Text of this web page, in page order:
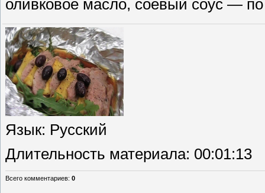
оливковое масло, соевый соус — по
Язык: Русский
Длительность материала: 00:01:13
Всего комментариев: 0